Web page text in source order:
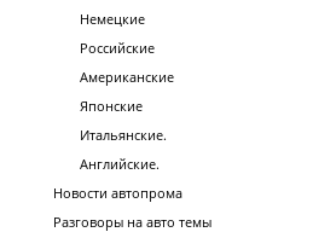
Немецкие
Российские
Американские
Японские
Итальянские.
Английские.
Новости автопрома
Разговоры на авто темы